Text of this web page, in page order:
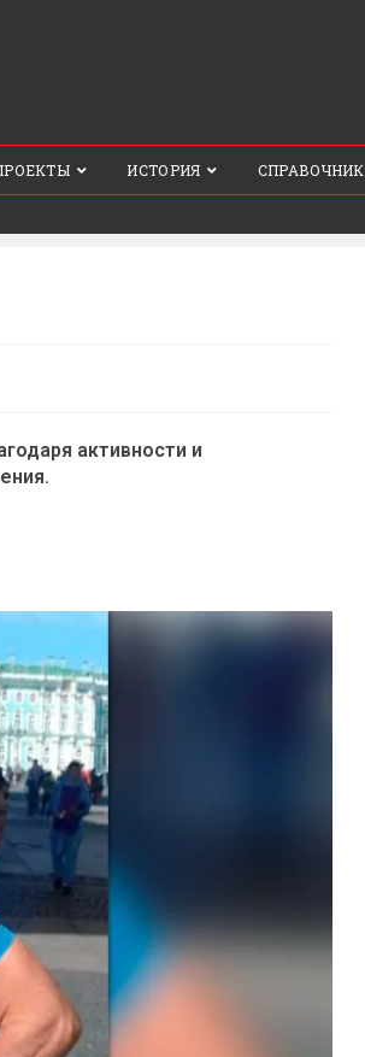
ИСТОРИЯ СПРАВОЧНИК
активности и